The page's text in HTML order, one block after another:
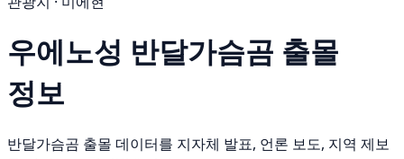
우에노성 반달가슴곰 출몰
정보
반달가슴곰 출몰 데이터를 지자체 발표, 언론 보도, 지역 제보